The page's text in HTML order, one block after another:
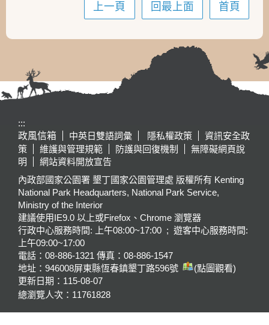
上一頁 回最上面 首頁
:::
政風信箱
中英日雙語詞彙 隱私權政策
資訊安全政
策
維護與管理規範 防護與回復機制
無障礙網頁說
明
網站資料開放宣告
內政部國家公園署 墾丁國家公園管理處 版權所有 Kenting
National Park Headquarters, National Park Service,
Ministry of the Interior
建議使用IE9.0 以上或Firefox、Chrome 瀏覽器
行政中心服務時間: 上午08:00~17:00 ; 遊客中心服務時間:
上午09:00~17:00
電話：08-886-1321 傳真：08-886-1547
地址：946008屏東縣恆春鎮墾丁路596號
(點圖觀看)
更新日期： 115-08-07
總瀏覽人次： 11761828